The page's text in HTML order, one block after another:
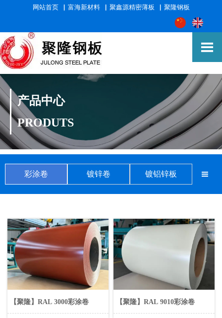
网站首页▕ 富海新材料▕ 聚鑫源精密薄板 ▕ 聚隆钢板

产品中心
PRODUTS
彩涂卷 镀锌卷 镀铝锌板 
【聚隆】RAL 3000彩涂卷 【聚隆】RAL 9010彩涂卷